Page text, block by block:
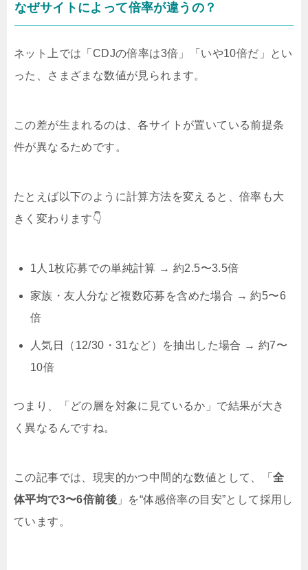
なぜサイトによって倍率が違うの？
ネット上では「CDJの倍率は3倍」「いや10倍だ」とい
った、さまざまな数値が見られます。
この差が生まれるのは、各サイトが置いている前提条
件が異なるためです。
たとえば以下のように計算方法を変えると、倍率も大
きく変わります👇
1人1枚応募での単純計算 → 約2.5〜3.5倍
家族・友人分など複数応募を含めた場合 → 約5〜6
倍
人気日（12/30・31など）を抽出した場合 → 約7〜
10倍
つまり、「どの層を対象に見ているか」で結果が大き
く異なるんですね。
この記事では、現実的かつ中間的な数値として、 「全
体平均で3〜6倍前後 」を“体感倍率の目安”として採用し
ています。